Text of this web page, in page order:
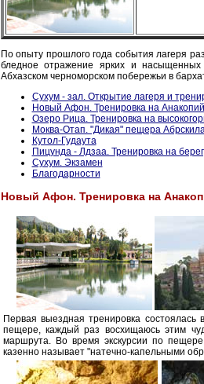
По опыту прошлого года события лагеря
бледное отражение ярких и
Абхазском черноморском побережьи в
Сухум - зал. Открытие лагеря и
Новый Афон. Тренировка на
Озеро Рица. Тренировка на
Моква-Отап. "Дикая" пещера
Кутол-Гудаута
Пицунда - Лдзаа. Тренировка на
Сухум. Экзамен
Благодарности
Новый Афон. Тренировка на
Первая выездная тренировка
пещере, каждый раз восхищаюсь этим
маршрута. Во время экскурсии по
казенно называет "натечно-капельными